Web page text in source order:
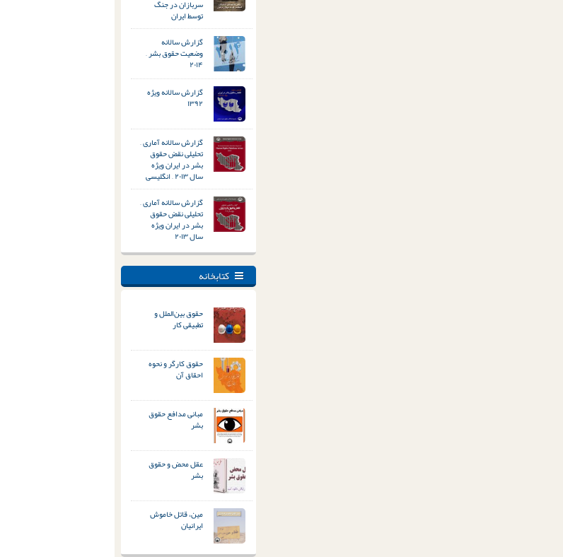
سربازان در جنگ
توسط ایران
گزارش سالانه
وضعیت حقوق بشر –
۲۰۱۴
گزارش سالانه ویژه
۱۳۹۲
گزارش سالانه آماری –
تحلیلی نقض حقوق
بشر در ایران ویژه
سال ۲۰۱۳ – انگلیسی
گزارش سالانه آماری –
تحلیلی نقض حقوق
بشر در ایران ویژه
سال ۲۰۱۳
کتابخانه
حقوق بین‌الملل و
تطبیقی کار
حقوق کارگر و نحوه
احقاق آن
مبانی مدافع حقوق
بشر
عقل محض و حقوق
بشر
مین، قاتل خاموش
ایرانیان